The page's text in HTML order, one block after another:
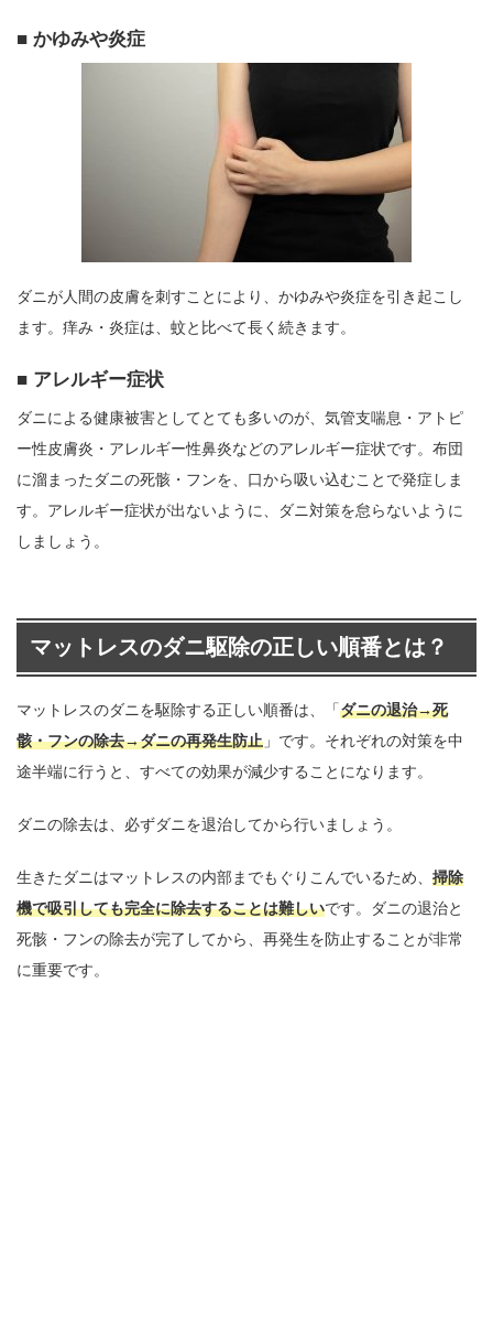
かゆみや炎症
ダニが人間の皮膚を刺すことにより、かゆみや炎症を引き起こし
ます。痒み・炎症は、蚊と比べて長く続きます。
アレルギー症状
ダニによる健康被害としてとても多いのが、気管支喘息・アトピ
ー性皮膚炎・アレルギー性鼻炎などのアレルギー症状です。布団
に溜まったダニの死骸・フンを、口から吸い込むことで発症しま
す。アレルギー症状が出ないように、ダニ対策を怠らないように
しましょう。
マットレスのダニ駆除の正しい順番とは？
マットレスのダニを駆除する正しい順番は、「ダニの退治→死
骸・フンの除去→ダニの再発生防止 」です。それぞれの対策を中
途半端に行うと、すべての効果が減少することになります。
ダニの除去は、必ずダニを退治してから行いましょう。
生きたダニはマットレスの内部までもぐりこんでいるため、 掃除
機で吸引しても完全に除去することは難しいです。ダニの退治と
死骸・フンの除去が完了してから、再発生を防止することが非常
に重要です。